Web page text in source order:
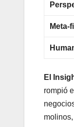
Meta-
El
rompió